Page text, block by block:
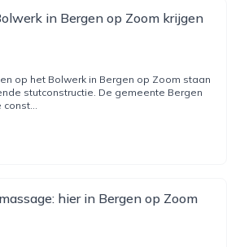
in Bergen op Zoom krijgen
op het Bolwerk in Bergen op Zoom staan
stutconstructie. De gemeente Bergen
hier in Bergen op Zoom